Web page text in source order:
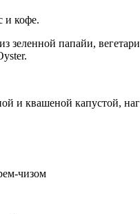
и кофе.
зеленной папайи,
и квашеной капустой,
чизом